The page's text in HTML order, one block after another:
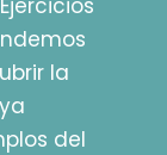
la
del